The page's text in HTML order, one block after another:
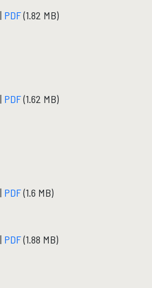
| PDF(1.82 MB)
| PDF(1.62 MB)
| PDF(1.6 MB)
| PDF(1.88 MB)